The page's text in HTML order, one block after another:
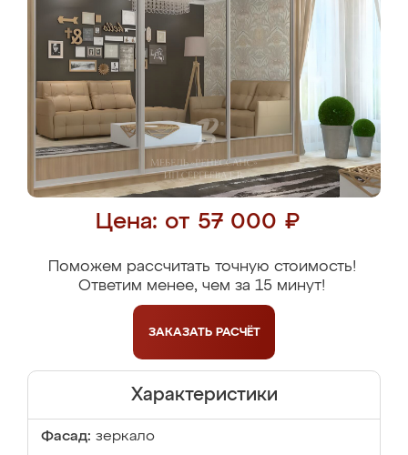
Цена: от 57 000 ₽
Поможем рассчитать точную стоимость!
Ответим менее, чем за 15 минут!
ЗАКАЗАТЬ РАСЧЁТ
Характеристики
Фасад: зеркало